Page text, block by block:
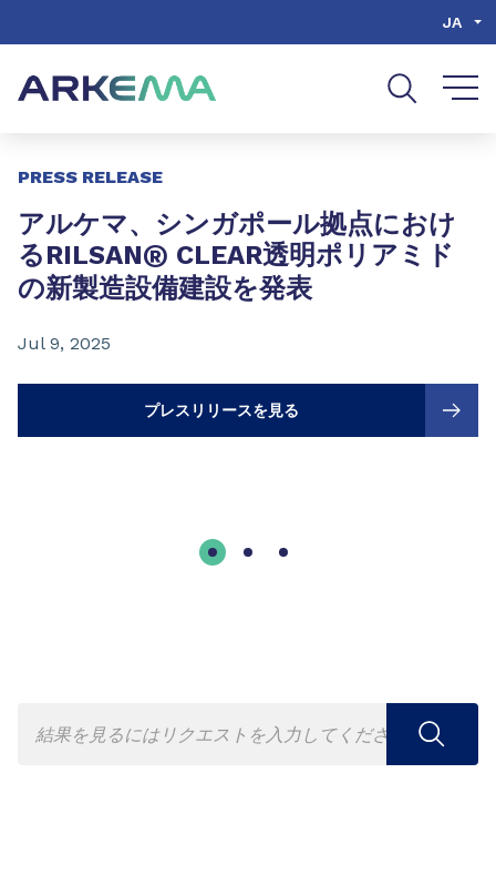
JA
PRESS RELEASE
アルケマ、シンガポール拠点におけ
るRILSAN® CLEAR透明ポリアミド
の新製造設備建設を発表
Jul 9, 2025
プレスリリースを見る